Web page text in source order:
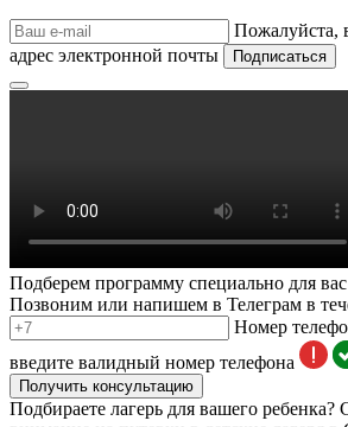
Пожалуйста,
адрес электронной почты
Подписаться
Подберем программу специально для вас
Позвоним или напишем в Телеграм в
Номер
введите валидный номер телефона
Получить консультацию
Подбираете лагерь для вашего ребенка?